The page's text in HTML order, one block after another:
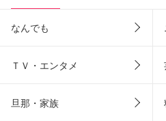
なんでも
ＴＶ・エンタメ
旦那・家族